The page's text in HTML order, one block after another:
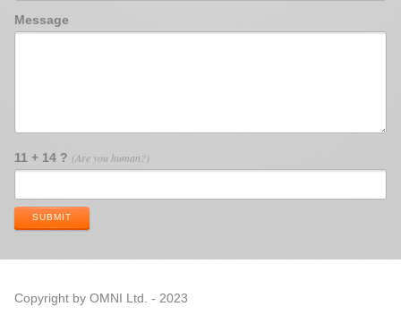
Message
11 + 14 ? (Are you human?)
SUBMIT
Copyright by OMNI Ltd. - 2023